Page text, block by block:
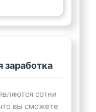
сотни
вы сможете